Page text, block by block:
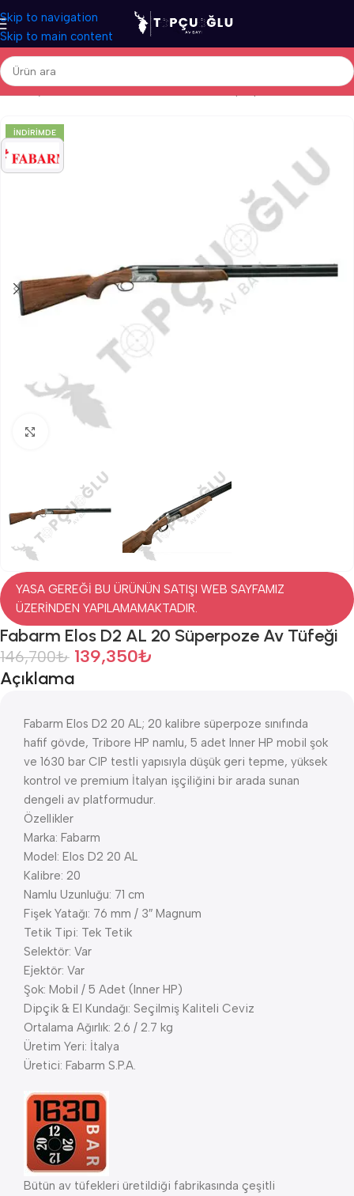
Skip to navigation
Skip to main content
Ana Sayfa/Av Tüfekleri/İthal Av Tüfekleri/Süperpoze Av Tüfekleri
İNDIRIMDE
Click to enlarge
YASA GEREĞİ BU ÜRÜNÜN SATIŞI WEB SAYFAMIZ
ÜZERİNDEN YAPILAMAMAKTADIR.
Fabarm Elos D2 AL 20 Süperpoze Av Tüfeği
146,700₺ 139,350₺
Açıklama
Fabarm Elos D2 20 AL; 20 kalibre süperpoze sınıfında
hafif gövde, Tribore HP namlu, 5 adet Inner HP mobil şok
ve 1630 bar CIP testli yapısıyla düşük geri tepme, yüksek
kontrol ve premium İtalyan işçiliğini bir arada sunan
dengeli av platformudur.
Özellikler
Marka: Fabarm
Model: Elos D2 20 AL
Kalibre: 20
Namlu Uzunluğu: 71 cm
Fişek Yatağı: 76 mm / 3″ Magnum
Tetik Tipi: Tek Tetik
Selektör: Var
Ejektör: Var
Şok: Mobil / 5 Adet (Inner HP)
Dipçik & El Kundağı: Seçilmiş Kaliteli Ceviz
Ortalama Ağırlık: 2.6 / 2.7 kg
Üretim Yeri: İtalya
Üretici: Fabarm S.P.A.
Bütün av tüfekleri üretildiği fabrikasında çeşitli